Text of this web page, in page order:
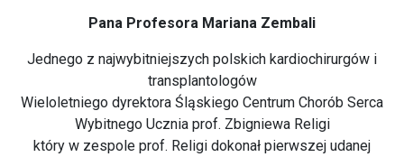
Pana Profesora Mariana Zembali
Jednego z najwybitniejszych polskich kardiochirurgów i
transplantologów
Wieloletniego dyrektora Śląskiego Centrum Chorób Serca
Wybitnego Ucznia prof. Zbigniewa Religi
który w zespole prof. Religi dokonał pierwszej udanej